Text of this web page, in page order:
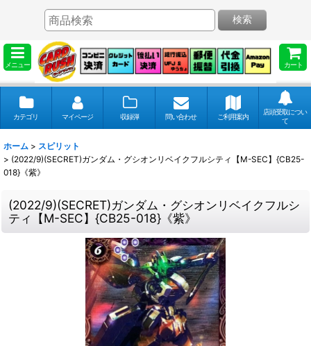
メニュー カート
検索
カテゴリ マイページ 収録弾 問い合わせ ご利用案内
店頭受取につい
て
ホーム > スピリット
> (2022/9)(SECRET)ガンダム・グシオンリベイクフルシティ【M-SEC】{CB25-
018}《紫》
(2022/9)(SECRET)ガンダム・グシオンリベイクフルシ
ティ【M-SEC】{CB25-018}《紫》